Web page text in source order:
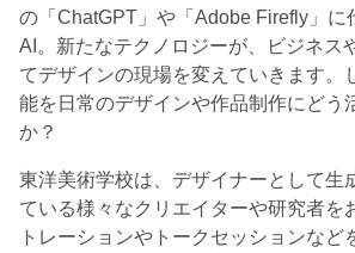
の「ChatGPT」や「Adobe Firefly」に
AI。新たなテクノロジーが、ビジネス
てデザインの現場を変えていきます。
能を日常のデザインや作品制作にどう
か？
東洋美術学校は、デザイナーとして生
ている様々なクリエイターや研究者を
トレーションやトークセッションなど